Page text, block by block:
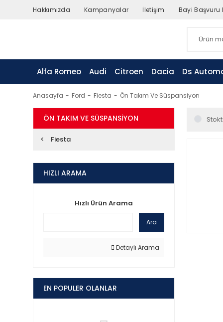
Hakkımızda Kampanyalar İletişim Bayi Başvuru
Alfa Romeo Audi Citroen Dacia Ds
Anasayfa Ford Fiesta Ön Takım Ve Süspansiyon
ÖN TAKIM VE SÜSPANSIYON
Fiesta
HIZLI ARAMA
Hızlı Ürün Arama
Ara
Detaylı Arama
EN POPULER OLANLAR